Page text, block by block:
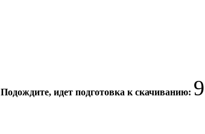
Подождите, идет подготовка к скачиванию: 8